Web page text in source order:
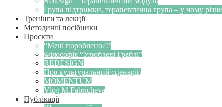
Група підтримки, терапевтична група – у чому
Тренінги та лекції
Методичні посібники
Проєкти
“Мені пороблено?!”
Філософія “Улюблені Граблі”
REDESIGN
Про культуральний сценарій
MOMENTUM
Vlog M.Fabricheva
Публікації